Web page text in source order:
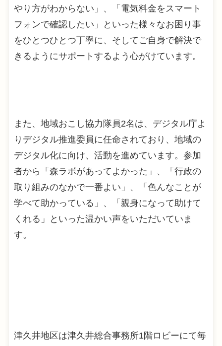
やり方がわからない」、「電気料金をスマート
フォンで確認したい」といった様々なお困り事
をひとつひとつ丁寧に、そしてご自身で解決で
きるようにサポートするよう心がけています。
また、地域おこし協力隊員2名は、デジタル庁よ
りデジタル推進委員に任命されており、地域の
デジタル化に向け、活動を進めています。参加
者から「森ラボがあってよかった」、「行政の
取り組みのなかで一番よい」、「色んなことが
学べて助かっている」、「親身になって助けて
くれる」といった温かい声をいただいていま
す。
津久井地区は津久井総合事務所1階ロビーにて毎